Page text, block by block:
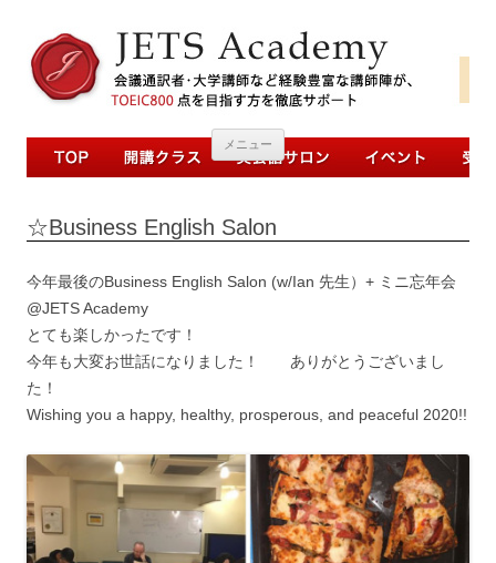
メニュー コンテンツへ移動
☆Business English Salon
今年最後のBusiness English Salon (w/Ian 先生）+ ミニ忘年会
@JETS Academy
とても楽しかったです！
今年も大変お世話になりました！ ありがとうございまし
た！
Wishing you a happy, healthy, prosperous, and peaceful 2020!!